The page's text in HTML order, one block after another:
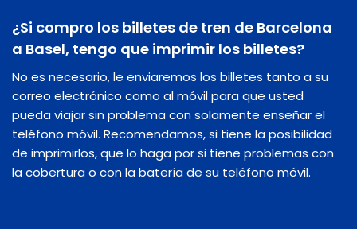
¿Si compro los billetes de tren de Barcelona
a Basel, tengo que imprimir los billetes?
No es necesario, le enviaremos los billetes tanto a su
correo electrónico como al móvil para que usted
pueda viajar sin problema con solamente enseñar el
teléfono móvil. Recomendamos, si tiene la posibilidad
de imprimirlos, que lo haga por si tiene problemas con
la cobertura o con la batería de su teléfono móvil.